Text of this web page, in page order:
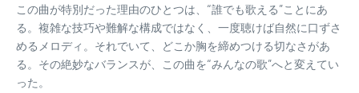
この曲が特別だった理由のひとつは、“誰でも歌える”ことにあ
る。複雑な技巧や難解な構成ではなく、一度聴けば自然に口ずさ
めるメロディ。それでいて、どこか胸を締めつける切なさがあ
る。その絶妙なバランスが、この曲を“みんなの歌”へと変えてい
った。